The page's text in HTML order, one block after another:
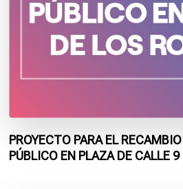
PROYECTO PARA EL
PÚBLICO EN PLAZA DE CALLE 9